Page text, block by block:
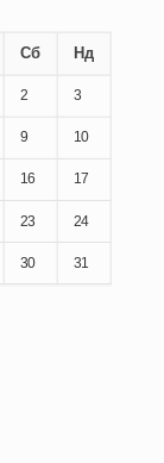
Сб Нд
2 3
9 10
16 17
23 24
30 31